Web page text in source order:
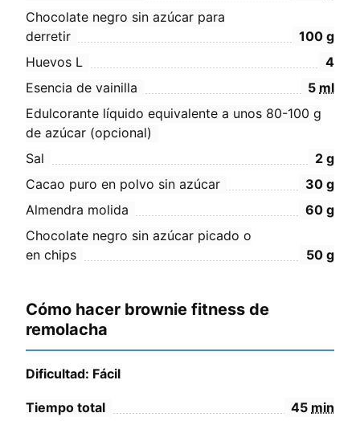
Chocolate negro sin azúcar para
derretir
100 g
Huevos L
4
Esencia de vainilla
5 ml
Edulcorante líquido equivalente a unos 80-100 g
de azúcar (opcional)
Sal
2 g
Cacao puro en polvo sin azúcar
30 g
Almendra molida
60 g
Chocolate negro sin azúcar picado o
en chips
50 g
Cómo hacer brownie fitness de
remolacha
Dificultad: Fácil
Tiempo total 45 min